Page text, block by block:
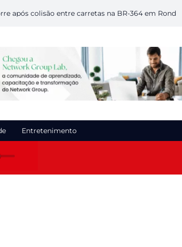
colisão entre carretas na BR-364 em Rondônia
Entretenimento